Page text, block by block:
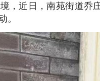
，近日，南苑街道乔
。